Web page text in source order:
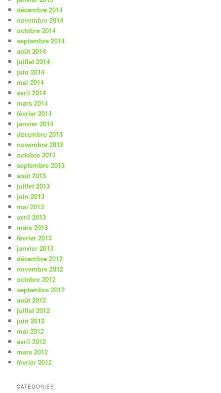
décembre 2014
novembre 2014
octobre 2014
septembre 2014
août 2014
juillet 2014
juin 2014
mai 2014
avril 2014
mars 2014
février 2014
janvier 2014
décembre 2013
novembre 2013
octobre 2013
septembre 2013
août 2013
juillet 2013
juin 2013
mai 2013
avril 2013
mars 2013
février 2013
janvier 2013
décembre 2012
novembre 2012
octobre 2012
septembre 2012
août 2012
juillet 2012
juin 2012
mai 2012
avril 2012
mars 2012
février 2012
CATÉGORIES